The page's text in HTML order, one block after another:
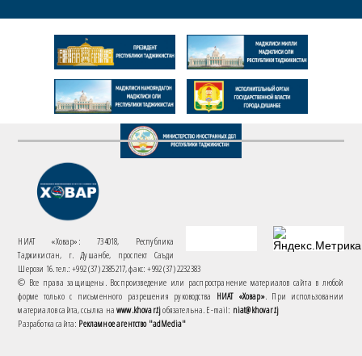
НИАТ «Ховар»: 734018, Республика
Таджикистан, г. Душанбе, проспект Саъди
Шерози 16. тел.: +992 (37) 2385217, факс: +992 (37) 2232383
© Все права защищены. Воспроизведение или распространение материалов сайта в любой
форме только с письменного разрешения руководства НИАТ «Ховар». При использовании
материалов сайта, ссылка наwww.khovar.tjобязательна. E-mail: niat@khovar.tj
Разработка сайта: Рекламное агентство "adMedia"